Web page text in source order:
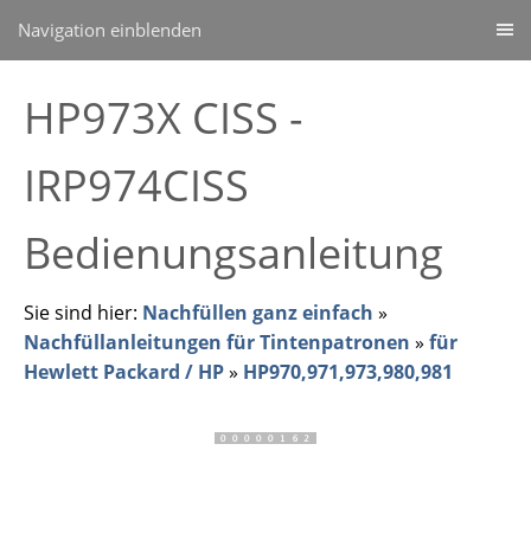
Navigation einblenden
HP973X CISS -
IRP974CISS
Bedienungsanleitung
Sie sind hier: Nachfüllen ganz einfach »
Nachfüllanleitungen für Tintenpatronen » für
Hewlett Packard / HP» HP970,971,973,980,981